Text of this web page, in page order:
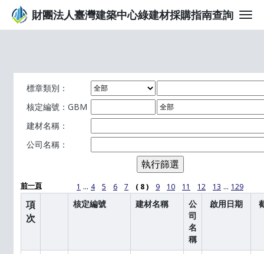
財團法人臺灣建築中心綠建材採購指南查詢
標章類別：
核定編號：GBM
建材名稱：
公司名稱：
前一頁 1 ... 4 5 6 7 ( 8 ) 9 10 11 12 13 ... 129
項
次
核定編號 建材名稱
公
司
名
稱
啟用日期